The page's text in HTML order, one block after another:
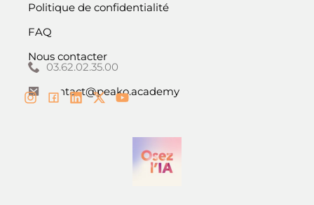
Politique de confidentialité
FAQ
Nous contacter
03.62.02.35.00
contact@peako.academy